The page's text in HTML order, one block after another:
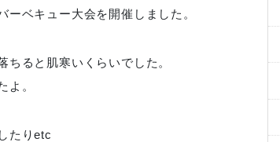
ベキュー大会を開催しました。
ると肌寒いくらいでした。
よ。
たりetc